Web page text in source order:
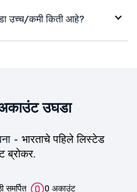
उच्च/कमी किती आहे?
उघडा
- भारताचे पहिले लिस्टेड
ब्रोकर.
समर्पित
0 अकाउंट